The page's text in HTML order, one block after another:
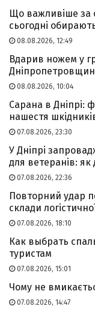
Що важливіше за
сьогодні
08.08.2026, 12:49
Вдарив ножем у
08.08.2026, 10:04
Сарана в Дніпрі:
нашестя
07.08.2026, 23:30
У Дніпрі
для ветеранів: як
07.08.2026, 22:36
Повторний удар
склади
07.08.2026, 18:10
Как выбрать
туристам
07.08.2026, 15:01
Чому не
07.08.2026, 14:47